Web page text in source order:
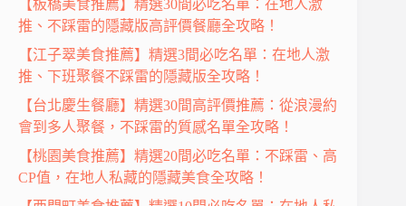
【板橋美食推薦】精選30間必吃名單：在地人激
推、不踩雷的隱藏版高評價餐廳全攻略！
【江子翠美食推薦】精選3間必吃名單：在地人激
推、下班聚餐不踩雷的隱藏版全攻略！
【台北慶生餐廳】精選30間高評價推薦：從浪漫約
會到多人聚餐，不踩雷的質感名單全攻略！
【桃園美食推薦】精選20間必吃名單：不踩雷、高
CP值，在地人私藏的隱藏美食全攻略！